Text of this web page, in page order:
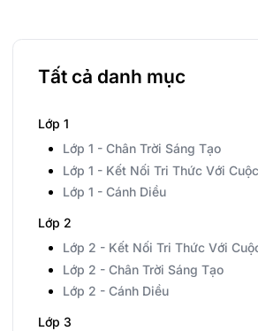
Tất cả danh mục
Lớp 1
Lớp 1 - Chân Trời Sáng Tạo
Lớp 1 - Kết Nối Tri Thức Với
Lớp 1 - Cánh Diều
Lớp 2
Lớp 2 - Kết Nối Tri Thức Với
Lớp 2 - Chân Trời Sáng Tạo
Lớp 2 - Cánh Diều
Lớp 3